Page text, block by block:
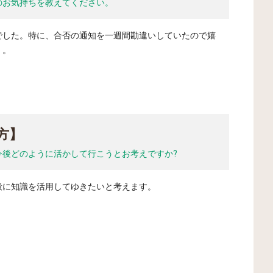
気持ちを教えてください。
た。特に、合否の通知を一週間勘違いしていたので嬉
どのように活かして行こうとお考えですか?
知識を活用してゆきたいと考えます。